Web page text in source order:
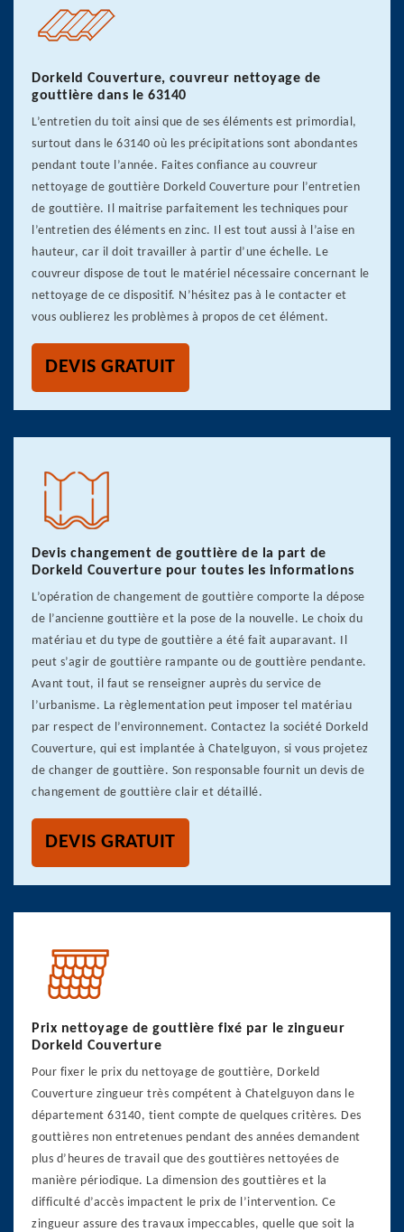
Dorkeld Couverture, couvreur nettoyage de
gouttière dans le 63140
L’entretien du toit ainsi que de ses éléments est primordial,
surtout dans le 63140 où les précipitations sont abondantes
pendant toute l’année. Faites confiance au couvreur
nettoyage de gouttière Dorkeld Couverture pour l’entretien
de gouttière. Il maitrise parfaitement les techniques pour
l’entretien des éléments en zinc. Il est tout aussi à l’aise en
hauteur, car il doit travailler à partir d’une échelle. Le
couvreur dispose de tout le matériel nécessaire concernant le
nettoyage de ce dispositif. N’hésitez pas à le contacter et
vous oublierez les problèmes à propos de cet élément.
DEVIS GRATUIT
Devis changement de gouttière de la part de
Dorkeld Couverture pour toutes les informations
L’opération de changement de gouttière comporte la dépose
de l’ancienne gouttière et la pose de la nouvelle. Le choix du
matériau et du type de gouttière a été fait auparavant. Il
peut s’agir de gouttière rampante ou de gouttière pendante.
Avant tout, il faut se renseigner auprès du service de
l’urbanisme. La règlementation peut imposer tel matériau
par respect de l’environnement. Contactez la société Dorkeld
Couverture, qui est implantée à Chatelguyon, si vous projetez
de changer de gouttière. Son responsable fournit un devis de
changement de gouttière clair et détaillé.
DEVIS GRATUIT
Prix nettoyage de gouttière fixé par le zingueur
Dorkeld Couverture
Pour fixer le prix du nettoyage de gouttière, Dorkeld
Couverture zingueur très compétent à Chatelguyon dans le
département 63140, tient compte de quelques critères. Des
gouttières non entretenues pendant des années demandent
plus d’heures de travail que des gouttières nettoyées de
manière périodique. La dimension des gouttières et la
difficulté d’accès impactent le prix de l’intervention. Ce
zingueur assure des travaux impeccables, quelle que soit la